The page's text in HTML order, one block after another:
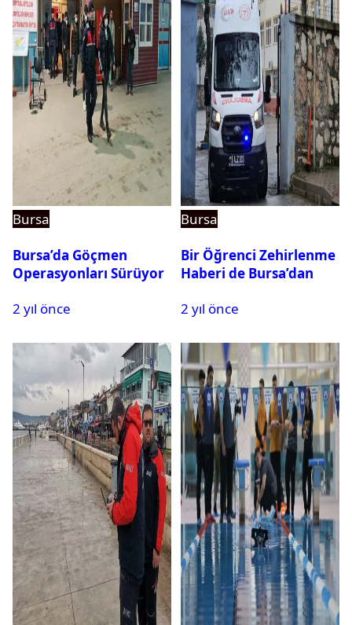
Bursa
Bursa’da Göçmen
Operasyonları Sürüyor
2 yıl önce
Bursa
Bir Öğrenci Zehirlenme
Haberi de Bursa’dan
2 yıl önce